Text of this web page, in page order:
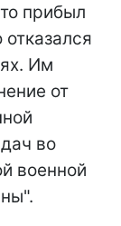
прибыл
Им
от
во
военной